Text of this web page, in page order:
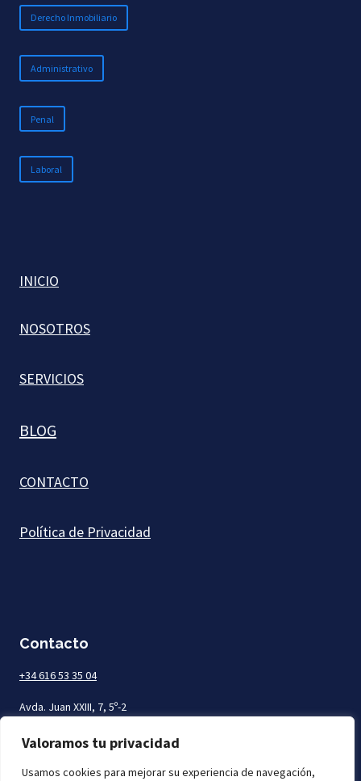
Valoramos tu privacidad
Usamos cookies para mejorar su experiencia de navegación,
Derecho Inmobiliario
Administrativo
Penal
Laboral
INICIO
NOSOTROS
SERVICIOS
BLOG
CONTACTO
Política de Privacidad
Contacto
+34 616 53 35 04
Avda. Juan XXIII, 7, 5º-2
Las Palmas de Gran Canaria